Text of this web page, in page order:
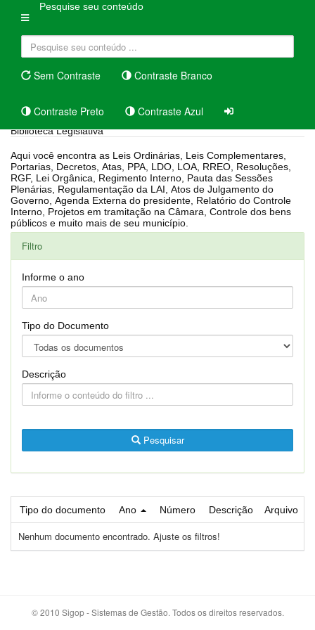
Pesquise seu conteúdo
Sem Contraste Contraste Branco
Contraste Preto Contraste Azul
Biblioteca Legislativa
Aqui você encontra as Leis Ordinárias, Leis Complementares,
Portarias, Decretos, Atas, PPA, LDO, LOA, RREO, Resoluções,
RGF, Lei Orgânica, Regimento Interno, Pauta das Sessões
Plenárias, Regulamentação da LAI, Atos de Julgamento do
Governo, Agenda Externa do presidente, Relatório do Controle
Interno, Projetos em tramitação na Câmara, Controle dos bens
públicos e muito mais de seu município.
Filtro
Informe o ano
Tipo do Documento
Descrição
Pesquisar
Tipo do documento Ano Número Descrição Arquivo
Nenhum documento encontrado. Ajuste os filtros!
© 2010 Sigop - Sistemas de Gestão. Todos os direitos reservados.